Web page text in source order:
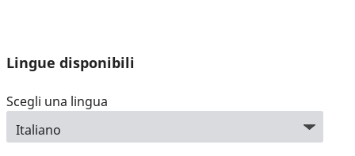
Lingue disponibili
Scegli una lingua